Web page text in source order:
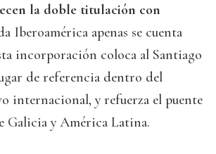
la doble titulación con
Iberoamérica apenas se cuenta
incorporación coloca al Santiago
de referencia dentro del
internacional, y refuerza el puente
Galicia y América Latina.